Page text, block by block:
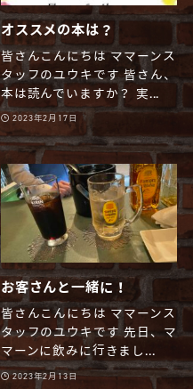
オススメの本は？
皆さんこんにちは ママーンス
タッフのユウキです 皆さん、
本は読んでいますか？ 実...
2023年2月17日
お客さんと一緒に！
皆さんこんにちは ママーンス
タッフのユウキです 先日、マ
マーンに飲みに行きまし...
2023年2月13日